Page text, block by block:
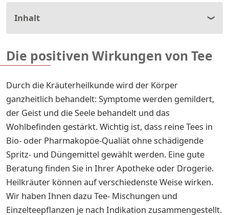
Inhalt
Die positiven Wirkungen von Tee
Durch die Kräuterheilkunde wird der Körper
ganzheitlich behandelt: Symptome werden gemildert,
der Geist und die Seele behandelt und das
Wohlbefinden gestärkt. Wichtig ist, dass reine Tees in
Bio- oder Pharmakopöe-Qualiät ohne schädigende
Spritz- und Düngemittel gewählt werden. Eine gute
Beratung finden Sie in Ihrer Apotheke oder Drogerie.
Heilkräuter können auf verschiedenste Weise wirken.
Wir haben Ihnen dazu Tee- Mischungen und
Einzelteepflanzen je nach Indikation zusammengestellt.